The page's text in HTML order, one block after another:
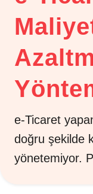
e-Ticaret
doğru şekilde
yönetemiyor.